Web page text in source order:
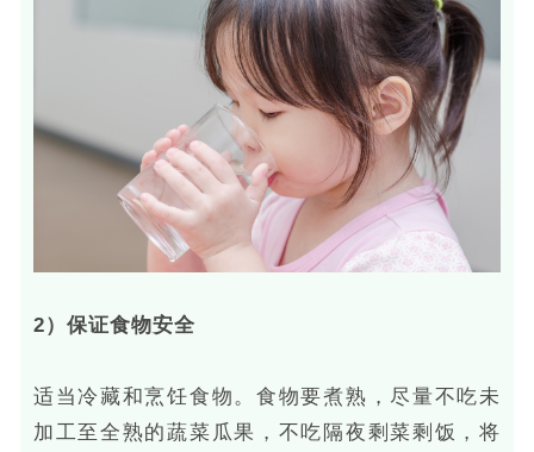
2）保证食物安全
适当冷藏和烹饪食物。食物要煮熟，尽量不吃未
加工至全熟的蔬菜瓜果，不吃隔夜剩菜剩饭，将